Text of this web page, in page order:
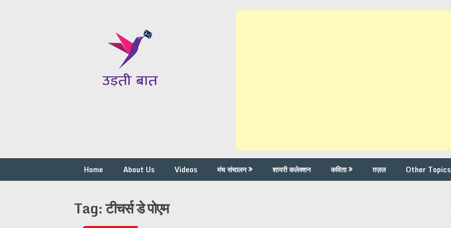
Home About Us Videos मंच संचालन शायरी कलेक्शन कविता ग़ज़ल Other Topics
Tag:टीचर्स डे पोएम